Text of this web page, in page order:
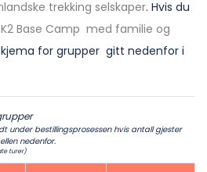
trekking selskaper. Hvis du
Base Camp med familie og
for grupper gitt nedenfor i
under bestillingsprosessen hvis antall gjester
nedenfor.
turer)